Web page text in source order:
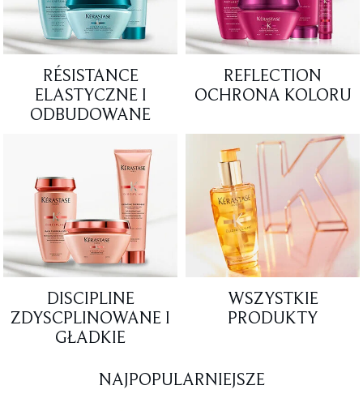
RÉSISTANCE
ELASTYCZNE I
ODBUDOWANE
REFLECTION
OCHRONA KOLORU
DISCIPLINE
ZDYSCPLINOWANE I
GŁADKIE
WSZYSTKIE
PRODUKTY
NAJPOPULARNIEJSZE